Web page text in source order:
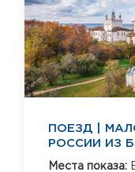
ПОЕЗД |
РОССИИ ИЗ
Места показа: